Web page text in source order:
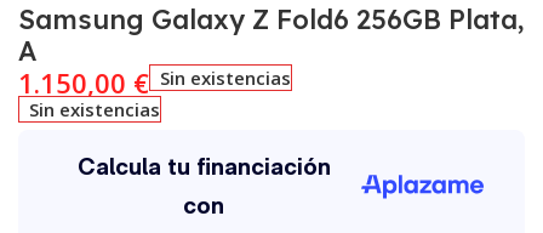
Samsung Galaxy Z Fold6 256GB Plata,
A
1.150,00 € Sin existencias
Sin existencias